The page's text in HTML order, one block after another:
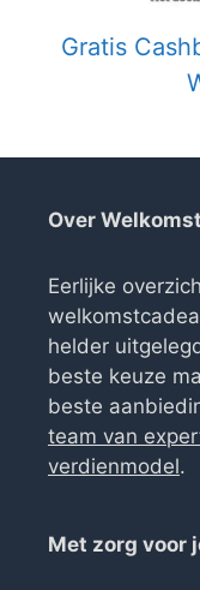
Gratis
Over
Eerlijke
helder
beste keuze
beste
team van
verdienmodel.
Met zorg voor